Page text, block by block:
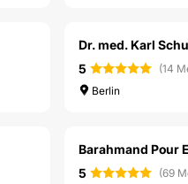
Dr. med. Karl
5
(14
Berlin
Barahmand Pour
5
(69